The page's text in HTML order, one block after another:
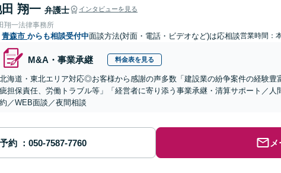
翔一 弁護士 インタビューを見る
翔一法律事務所
青森市 からも相談受付中面談方法(対面・電話・ビデオなど)は応相談営業時間：
M&A・事業承継 料金表を見る
北海道・東北エリア対応◎お客様から感謝の声多数「建設業の紛争案件の経験豊
疵担保責任、労働トラブル等」「経営者に寄り添う事業承継・清算サポート／
約／WEB面談／夜間相談
約